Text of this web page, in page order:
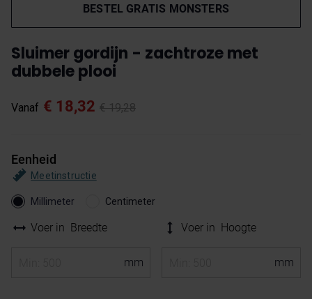
BESTEL GRATIS MONSTERS
Sluimer gordijn - zachtroze met
dubbele plooi
Vanaf € 19,28
€ 18,32
Eenheid
Meetinstructie
Millimeter Centimeter
Voer in Breedte Voer in Hoogte